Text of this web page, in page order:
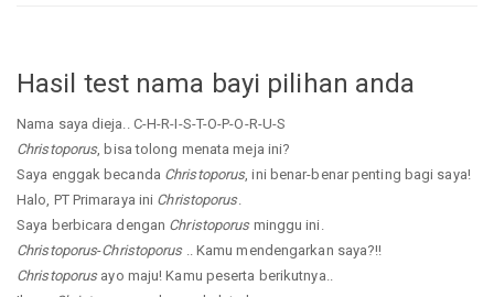
Hasil test nama bayi pilihan anda
Nama saya dieja.. C-H-R-I-S-T-O-P-O-R-U-S
Christoporus, bisa tolong menata meja ini?
Saya enggak becanda Christoporus, ini benar-benar penting bagi saya!
Halo, PT Primaraya ini Christoporus.
Saya berbicara dengan Christoporusminggu ini.
Christoporus-Christoporus.. Kamu mendengarkan saya?!!
Christoporusayo maju! Kamu peserta berikutnya..